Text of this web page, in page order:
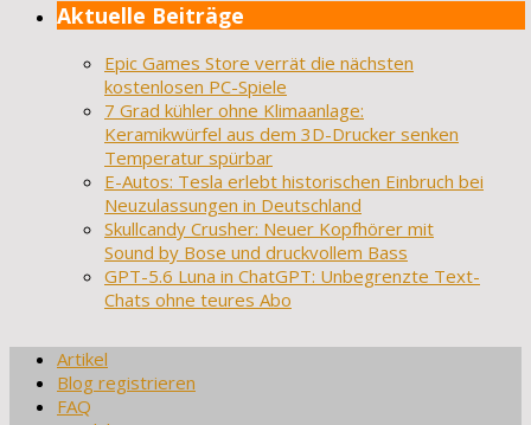
Aktuelle Beiträge
Epic Games Store verrät die nächsten
kostenlosen PC-Spiele
7 Grad kühler ohne Klimaanlage:
Keramikwürfel aus dem 3D-Drucker senken
Temperatur spürbar
E-Autos: Tesla erlebt historischen Einbruch bei
Neuzulassungen in Deutschland
Skullcandy Crusher: Neuer Kopfhörer mit
Sound by Bose und druckvollem Bass
GPT-5.6 Luna in ChatGPT: Unbegrenzte Text-
Chats ohne teures Abo
Artikel
Blog registrieren
FAQ